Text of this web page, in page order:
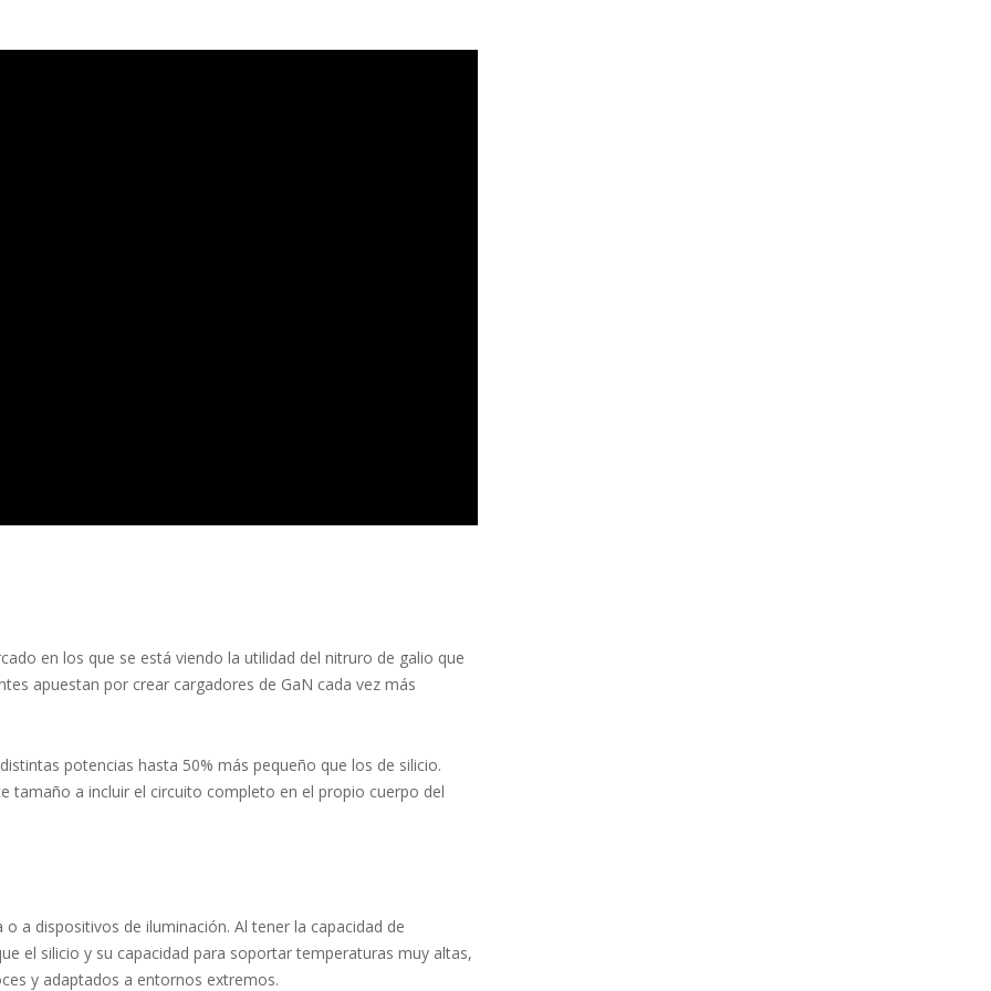
en los que se está viendo la utilidad del nitruro de galio que
apuestan por crear cargadores de GaN cada vez más
potencias hasta 50% más pequeño que los de silicio.
tamaño a incluir el circuito completo en el propio cuerpo del
a dispositivos de iluminación. Al tener la capacidad de
el silicio y su capacidad para soportar temperaturas muy altas,
y adaptados a entornos extremos.